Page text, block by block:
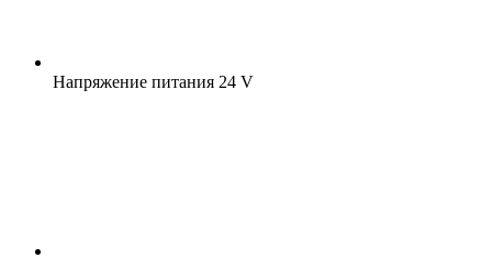
Напряжение питания 24 V